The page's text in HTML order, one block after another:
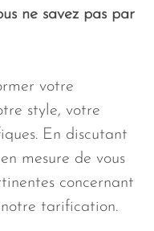
ne savez pas par
votre
style, votre
En discutant
mesure de vous
concernant
notre tarification.